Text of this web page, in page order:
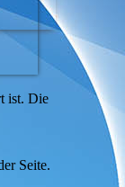
ist. Die
Seite.